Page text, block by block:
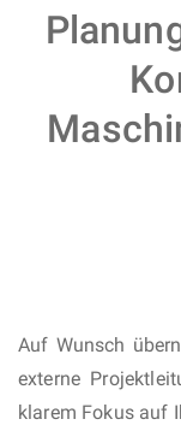
Auf Wunsch
externe
klarem Fokus auf